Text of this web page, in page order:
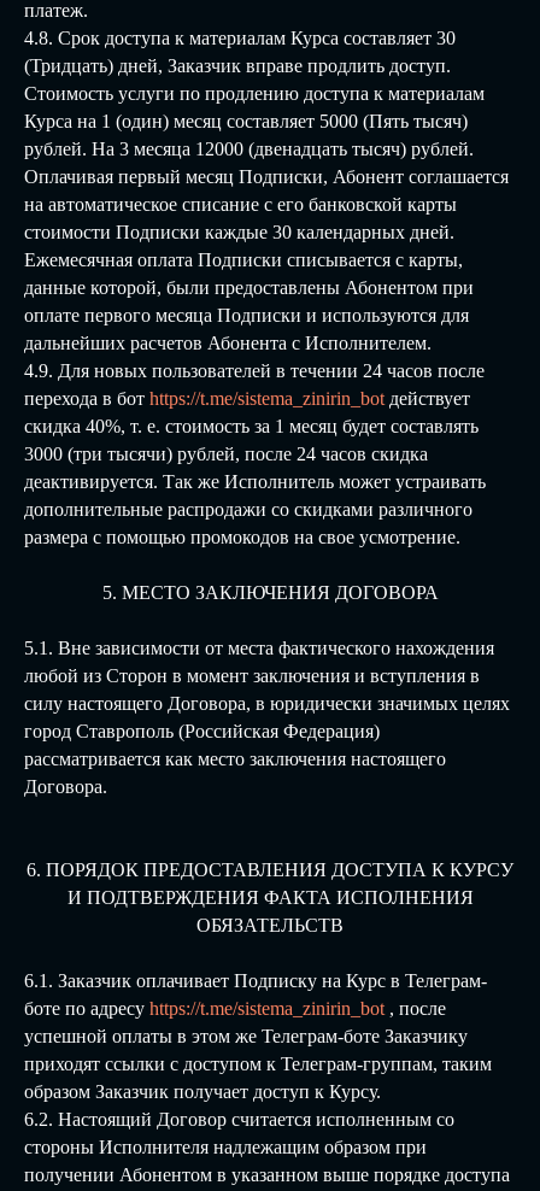
платеж.
4.8. Срок доступа к материалам Курса составляет 30
(Тридцать) дней, Заказчик вправе продлить доступ.
Стоимость услуги по продлению доступа к материалам
Курса на 1 (один) месяц составляет 5000 (Пять тысяч)
рублей. На 3 месяца 12000 (двенадцать тысяч) рублей.
Оплачивая первый месяц Подписки, Абонент соглашается
на автоматическое списание с его банковской карты
стоимости Подписки каждые 30 календарных дней.
Ежемесячная оплата Подписки списывается с карты,
данные которой, были предоставлены Абонентом при
оплате первого месяца Подписки и используются для
дальнейших расчетов Абонента с Исполнителем.
4.9. Для новых пользователей в течении 24 часов после
перехода в бот https://t.me/sistema_zinirin_bot действует
скидка 40%, т. е. стоимость за 1 месяц будет составлять
3000 (три тысячи) рублей, после 24 часов скидка
деактивируется. Так же Исполнитель может устраивать
дополнительные распродажи со скидками различного
размера с помощью промокодов на свое усмотрение.
5. МЕСТО ЗАКЛЮЧЕНИЯ ДОГОВОРА
5.1. Вне зависимости от места фактического нахождения
любой из Сторон в момент заключения и вступления в
силу настоящего Договора, в юридически значимых целях
город Ставрополь (Российская Федерация)
рассматривается как место заключения настоящего
Договора.
6. ПОРЯДОК ПРЕДОСТАВЛЕНИЯ ДОСТУПА К КУРСУ
И ПОДТВЕРЖДЕНИЯ ФАКТА ИСПОЛНЕНИЯ
ОБЯЗАТЕЛЬСТВ
6.1. Заказчик оплачивает Подписку на Курс в Телеграм-
боте по адресу https://t.me/sistema_zinirin_bot , после
успешной оплаты в этом же Телеграм-боте Заказчику
приходят ссылки с доступом к Телеграм-группам, таким
образом Заказчик получает доступ к Курсу.
6.2. Настоящий Договор считается исполненным со
стороны Исполнителя надлежащим образом при
получении Абонентом в указанном выше порядке доступа